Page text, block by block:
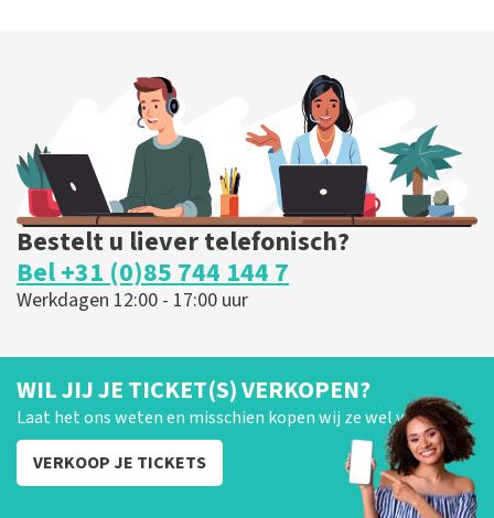
Bestelt u liever telefonisch?
Bel +31 (0)85 744 144 7
Werkdagen 12:00 - 17:00 uur
WIL JIJ JE TICKET(S) VERKOPEN?
Laat het ons weten en misschien kopen wij ze wel van je!
VERKOOP JE TICKETS